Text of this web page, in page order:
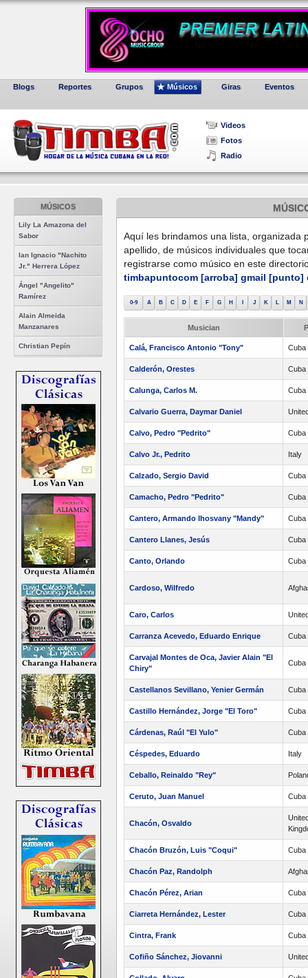
Blogs Reportes Grupos Músicos Giras Eventos
Videos
Fotos
Radio
MÚSICOS
Lily La Amazona del
Sabor
Ian Ignacio "Nachito
Jr." Herrera López
Ángel "Angelito"
Ramírez
Alain Almeida
Manzanares
Christian Pepín
Aquí les brindamos una lista, organizada
apellido, de músicos individuales que
registrarse como músico en este
timbapuntocom [arroba] gmail [punto]
0-9 A B C D E F G H J K L M N
Musician
Calá, Francisco Antonio "Tony" Cuba
Calderón, Orestes Cuba
Calunga, Carlos M. Cuba
Calvario Guerra, Daymar Daniel
Calvo, Pedro "Pedrito" Cuba
Calvo Jr., Pedrito Italy
Calzado, Sergio David Cuba
Camacho, Pedro "Pedrito" Cuba
Cantero, Armando Ihosvany "Mandy" Cuba
Cantero Llanes, Jesús Cuba
Canto, Orlando Cuba
Cardoso, Wilfredo
Caro, Carlos
Carranza Acevedo, Eduardo Enrique Cuba
Carvajal Montes de Oca, Javier Alain "El
Chiry"
Cuba
Castellanos Sevillano, Yenier Germán Cuba
Castillo Hernández, Jorge "El Toro" Cuba
Cárdenas, Raúl "El Yulo" Cuba
Céspedes, Eduardo Italy
Ceballo, Reinaldo "Rey"
Ceruto, Juan Manuel Cuba
Chacón, Osvaldo
Chacón Bruzón, Luis "Coqui" Cuba
Chacón Paz, Randolph
Chacón Pérez, Arian Cuba
Ciarreta Hernández, Lester Cuba
Cintra, Frank Cuba
Cofiño Sánchez, Jiovanni